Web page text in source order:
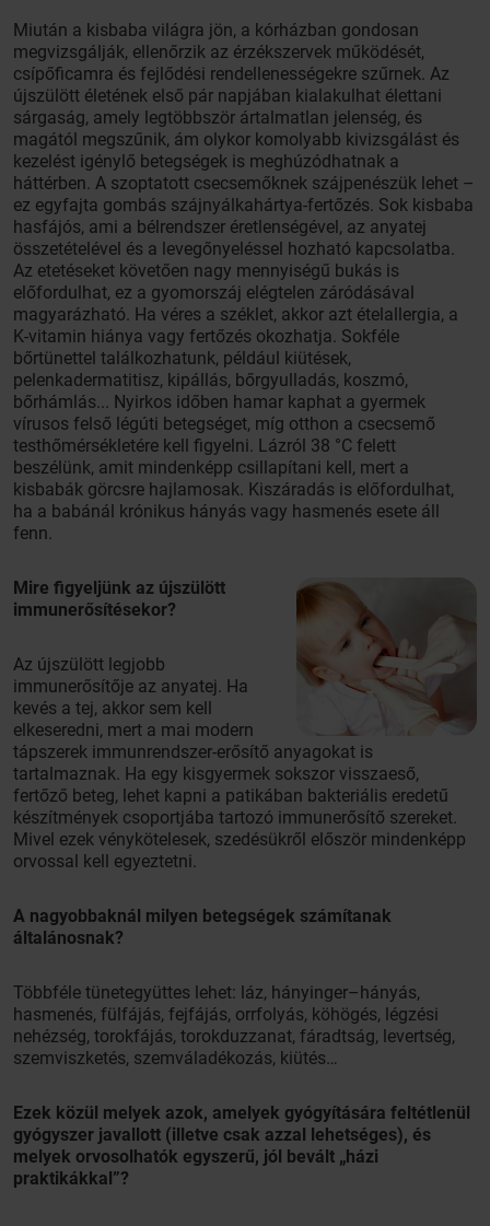
Miután a kisbaba világra jön, a kórházban gondosan
megvizsgálják, ellenőrzik az érzékszervek működését,
csípőficamra és fejlődési rendellenességekre szűrnek. Az
újszülött életének első pár napjában kialakulhat élettani
sárgaság, amely legtöbbször ártalmatlan jelenség, és
magától megszűnik, ám olykor komolyabb kivizsgálást és
kezelést igénylő betegségek is meghúzódhatnak a
háttérben. A szoptatott csecsemőknek szájpenészük lehet –
ez egyfajta gombás szájnyálkahártya-fertőzés. Sok kisbaba
hasfájós, ami a bélrendszer éretlenségével, az anyatej
összetételével és a levegőnyeléssel hozható kapcsolatba.
Az etetéseket követően nagy mennyiségű bukás is
előfordulhat, ez a gyomorszáj elégtelen záródásával
magyarázható. Ha véres a széklet, akkor azt ételallergia, a
K-vitamin hiánya vagy fertőzés okozhatja. Sokféle
bőrtünettel találkozhatunk, például kiütések,
pelenkadermatitisz, kipállás, bőrgyulladás, koszmó,
bőrhámlás... Nyirkos időben hamar kaphat a gyermek
vírusos felső légúti betegséget, míg otthon a csecsemő
testhőmérsékletére kell figyelni. Lázról 38 °C felett
beszélünk, amit mindenképp csillapítani kell, mert a
kisbabák görcsre hajlamosak. Kiszáradás is előfordulhat,
ha a babánál krónikus hányás vagy hasmenés esete áll
fenn.
Mire figyeljünk az újszülött
immunerősítésekor?
Az újszülött legjobb
immunerősítője az anyatej. Ha
kevés a tej, akkor sem kell
elkeseredni, mert a mai modern
tápszerek immunrendszer-erősítő anyagokat is
tartalmaznak. Ha egy kisgyermek sokszor visszaeső,
fertőző beteg, lehet kapni a patikában bakteriális eredetű
készítmények csoportjába tartozó immunerősítő szereket.
Mivel ezek vénykötelesek, szedésükről először mindenképp
orvossal kell egyeztetni.
A nagyobbaknál milyen betegségek számítanak
általánosnak?
Többféle tünetegyüttes lehet: láz, hányinger–hányás,
hasmenés, fülfájás, fejfájás, orrfolyás, köhögés, légzési
nehézség, torokfájás, torokduzzanat, fáradtság, levertség,
szemviszketés, szemváladékozás, kiütés…
Ezek közül melyek azok, amelyek gyógyítására feltétlenül
gyógyszer javallott (illetve csak azzal lehetséges), és
melyek orvosolhatók egyszerű, jól bevált „házi
praktikákkal”?